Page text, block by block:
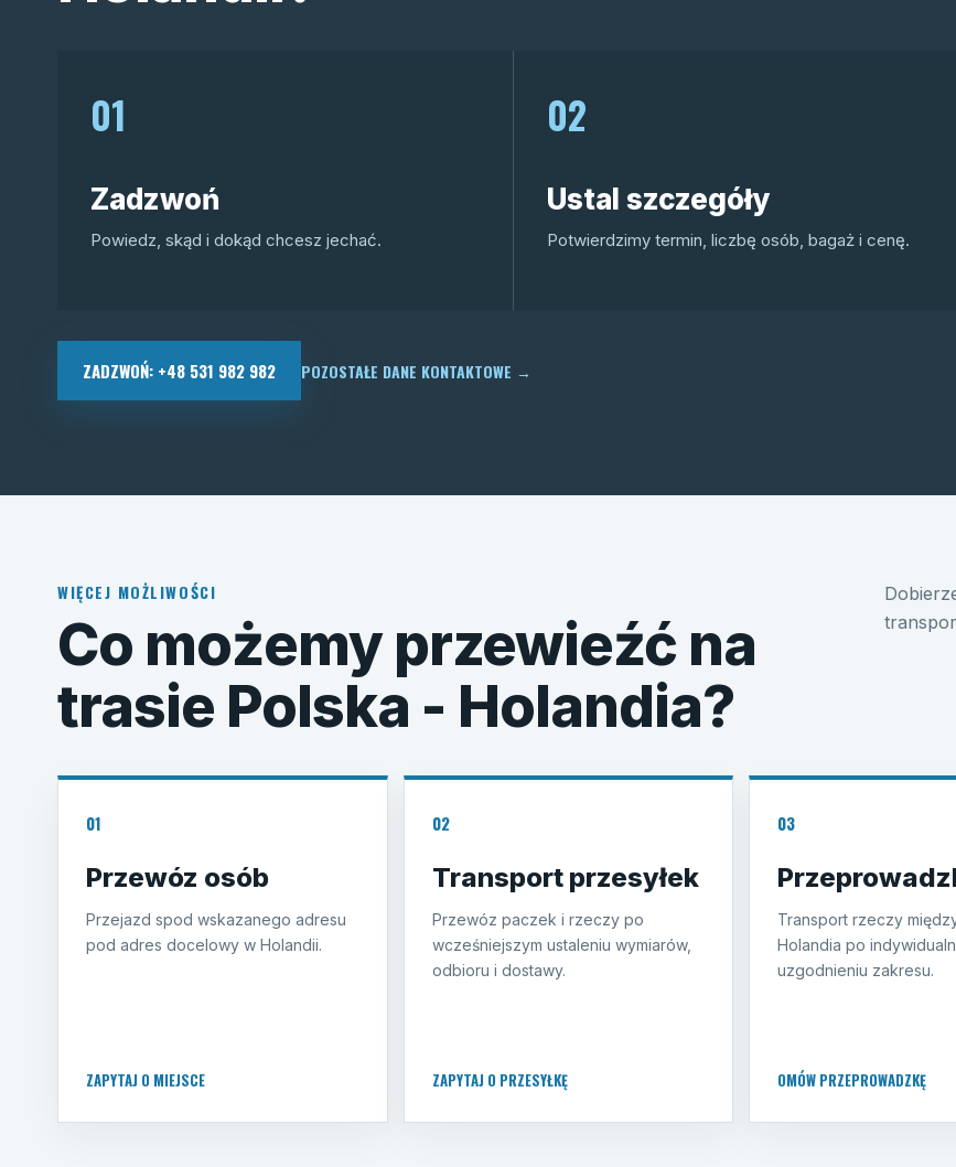
01
Zadzwoń
Powiedz, skąd i dokąd chcesz jechać.
02
Ustal szczegóły
Potwierdzimy termin, liczbę osób, bagaż i cenę.
ZADZWOŃ: +48 531 982 982 POZOSTAŁE DANE KONTAKTOWE →
WIĘCEJ MOŻLIWOŚCI
Co możemy przewieźć na
trasie Polska - Holandia?
01
Przewóz osób
Przejazd spod wskazanego adresu
pod adres docelowy w Holandii.
ZAPYTAJ O MIEJSCE
02
Transport przesyłek
Przewóz paczek i rzeczy po
wcześniejszym ustaleniu wymiarów,
odbioru i dostawy.
ZAPYTAJ O PRZESYŁKĘ
03
Transport rzeczy
Holandia po
uzgodnieniu zakresu.
OMÓW PRZEPROWADZKĘ